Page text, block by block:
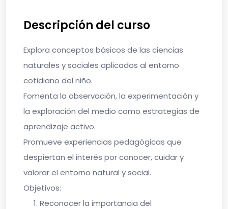
Descripción del curso
Explora conceptos básicos de las ciencias
naturales y sociales aplicados al entorno
cotidiano del niño.
Fomenta la observación, la experimentación y
la exploración del medio como estrategias de
aprendizaje activo.
Promueve experiencias pedagógicas que
despiertan el interés por conocer, cuidar y
valorar el entorno natural y social.
Objetivos:
Reconocer la importancia del